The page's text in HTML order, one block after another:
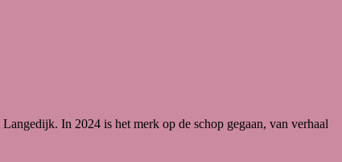
In 2024 is het merk op de schop gegaan, van verhaal